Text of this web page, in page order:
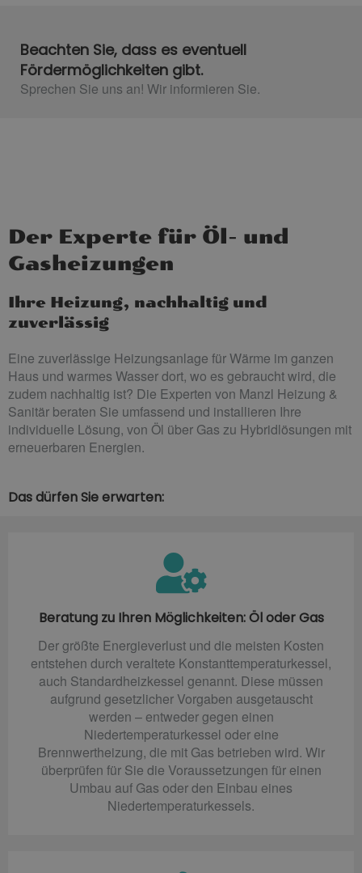
Beachten Sie, dass es eventuell
Fördermöglichkeiten gibt.
Sprechen Sie uns an! Wir informieren Sie.
Der Experte für Öl- und
Gasheizungen
Ihre Heizung, nachhaltig und
zuverlässig
Eine zuverlässige Heizungsanlage für Wärme im ganzen
Haus und warmes Wasser dort, wo es gebraucht wird, die
zudem nachhaltig ist? Die Experten von Manzl Heizung &
Sanitär beraten Sie umfassend und installieren Ihre
individuelle Lösung, von Öl über Gas zu Hybridlösungen mit
erneuerbaren Energien.
Das dürfen Sie erwarten:
Beratung zu Ihren Möglichkeiten: Öl oder Gas
Der größte Energieverlust und die meisten Kosten
entstehen durch veraltete Konstanttemperaturkessel,
auch Standardheizkessel genannt. Diese müssen
aufgrund gesetzlicher Vorgaben ausgetauscht
werden – entweder gegen einen
Niedertemperaturkessel oder eine
Brennwertheizung, die mit Gas betrieben wird. Wir
überprüfen für Sie die Voraussetzungen für einen
Umbau auf Gas oder den Einbau eines
Niedertemperaturkessels.